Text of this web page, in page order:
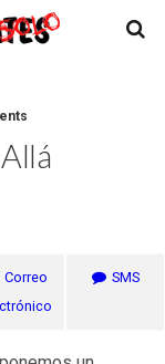
Correo
SMS